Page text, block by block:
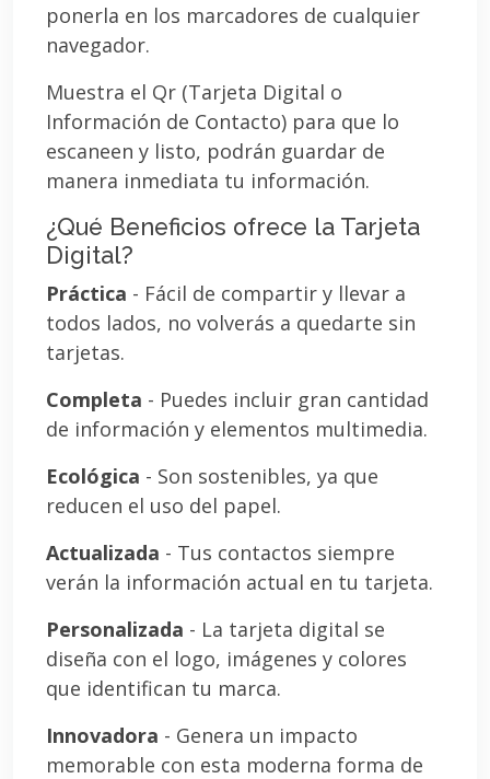
ponerla en los marcadores de cualquier
navegador.
Muestra el Qr (Tarjeta Digital o
Información de Contacto) para que lo
escaneen y listo, podrán guardar de
manera inmediata tu información.
¿Qué Beneficios ofrece la Tarjeta
Digital?
Práctica - Fácil de compartir y llevar a
todos lados, no volverás a quedarte sin
tarjetas.
Completa - Puedes incluir gran cantidad
de información y elementos multimedia.
Ecológica - Son sostenibles, ya que
reducen el uso del papel.
Actualizada - Tus contactos siempre
verán la información actual en tu tarjeta.
Personalizada - La tarjeta digital se
diseña con el logo, imágenes y colores
que identifican tu marca.
Innovadora - Genera un impacto
memorable con esta moderna forma de